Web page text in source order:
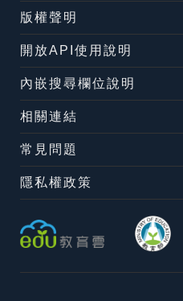
版權聲明
開放API使用說明
內嵌搜尋欄位說明
相關連結
常見問題
隱私權政策